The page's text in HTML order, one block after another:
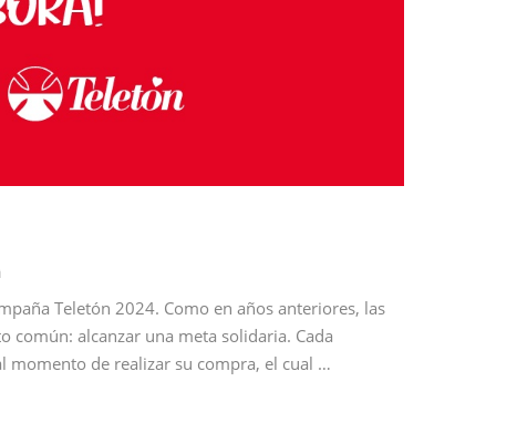
Teletón 2024. Como en años anteriores, las
común: alcanzar una meta solidaria. Cada
momento de realizar su compra, el cual …